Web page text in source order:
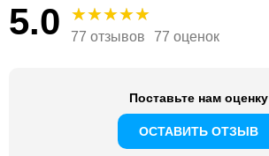
5.0 77 отзывов 77 оценок
Поставьте нам оценку
ОСТАВИТЬ ОТЗЫВ